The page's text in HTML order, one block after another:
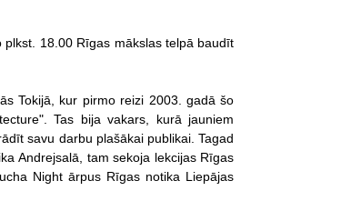
plkst. 18.00 Rīgas mākslas telpā baudīt
Tokijā, kur pirmo reizi 2003. gadā šo
Tas bija vakars, kurā jauniem
savu darbu plašākai publikai. Tagad
Andrejsalā, tam sekoja lekcijas Rīgas
Night ārpus Rīgas notika Liepājas